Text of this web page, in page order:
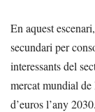
En aquest
secundari per
interessants del
mercat mundial
d’euros l’any 2030.